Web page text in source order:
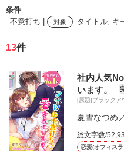
条件
不意打ち |
対象 タイトル, キ
検索ワード
詳しく検索
13件
社内人気
います。
[原題]ブラックア
夏雪なつめ
総文字数/
恋愛(オフィス